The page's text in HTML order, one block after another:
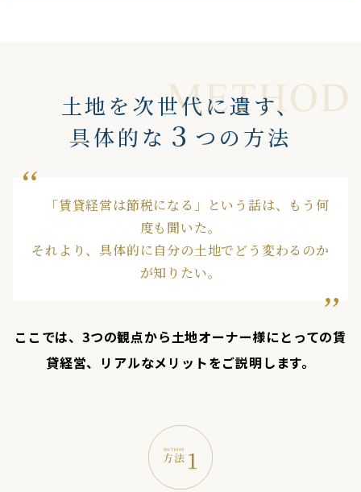
土地を次世代に遺す、
具体的な ３ つの方法
「賃貸経営は節税になる」という話は、もう何
度も聞いた。
それより、具体的に自分の土地でどう変わるのか
が知りたい。
ここでは、3つの観点から土地オーナー様にとっての賃
貸経営、リアルなメリットをご説明します。